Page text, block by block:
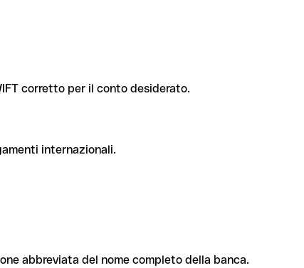
corretto per il conto desiderato.
internazionali.
abbreviata del nome completo della banca.